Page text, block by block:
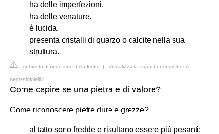
ha delle imperfezioni.
ha delle venature.
è lucida.
presenta cristalli di quarzo o calcite nella sua
struttura.
Richiesta di rimozione della fonte | Visualizza la risposta completa su
nemesigioielli.it
Come capire se una pietra e di valore?
Come riconoscere pietre dure e grezze?
al tatto sono fredde e risultano essere più pesanti;